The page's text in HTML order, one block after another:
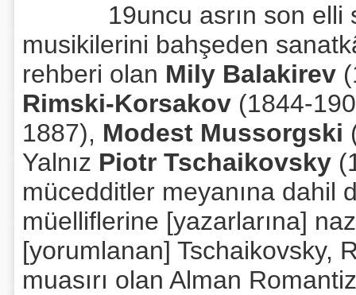
19uncu asrın son elli
musikilerini bahşeden
rehberi olan Mily Balakirev
Rimski-Korsakov (1844-
1887), Modest Mussorgski
Yalnız Piotr Tschaikovsky
mücedditler meyanına dahil
müelliflerine [yazarlarına]
[yorumlanan] Tschaikovsky,
muasırı olan Alman